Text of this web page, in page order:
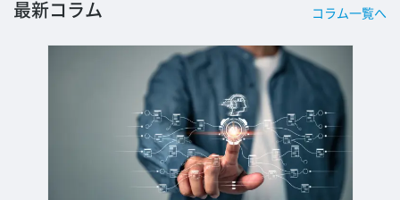
最新コラム コラム一覧へ